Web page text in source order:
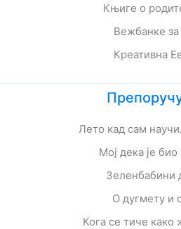
Књиге о
Вежбанке
Креативна
Лето кад сам
Мој дека је
Зеленбабини
О дугмету и
Кога се тиче како